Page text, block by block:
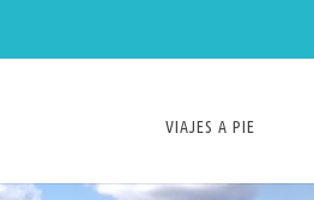
VIAJES A PIE